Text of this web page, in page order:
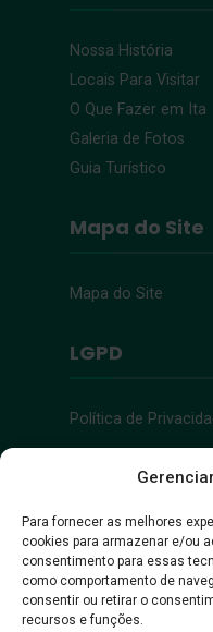
Para fornecer as melhores
cookies para armazenar e/ou
consentimento para essas
como comportamento de
consentir ou retirar o
recursos e funções.
Nossa História
Locais Para Visitar
O Que Fazer em Ita
Galeria de Fotos
Guia Turístico
Mapa do Site
Mapa do Site
LGPD
Política de
Acessibilidade